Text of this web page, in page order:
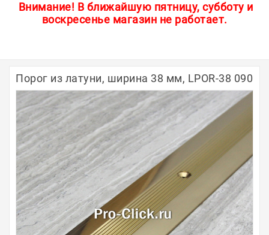
Внимание! В ближайшую пятницу, субботу и
воскресенье магазин не работает.
Защитные уголки
Полосы из металла
Плинтуса
Профили для стекла и SPC
Обводы для труб
Алюминиевые профили
Крепёж и крепления
Порог из латуни, ширина 38 мм, LPOR-38 090